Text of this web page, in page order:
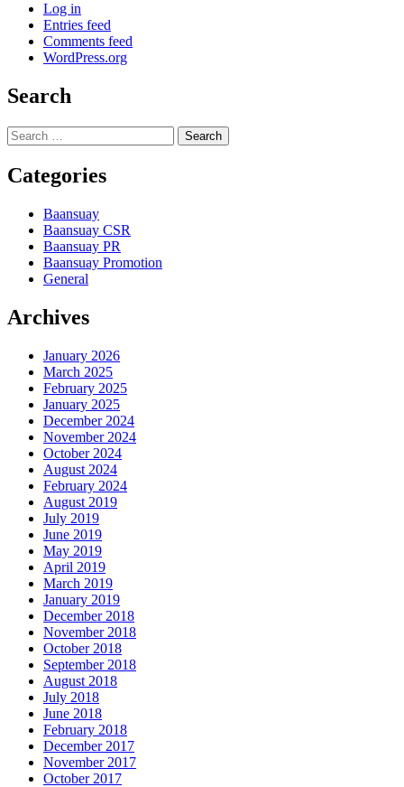
Log in
Entries feed
Comments feed
WordPress.org
Search
Search
for:
Categories
Baansuay
Baansuay CSR
Baansuay PR
Baansuay Promotion
General
Archives
January 2026
March 2025
February 2025
January 2025
December 2024
November 2024
October 2024
August 2024
February 2024
August 2019
July 2019
June 2019
May 2019
April 2019
March 2019
January 2019
December 2018
November 2018
October 2018
September 2018
August 2018
July 2018
June 2018
February 2018
December 2017
November 2017
October 2017